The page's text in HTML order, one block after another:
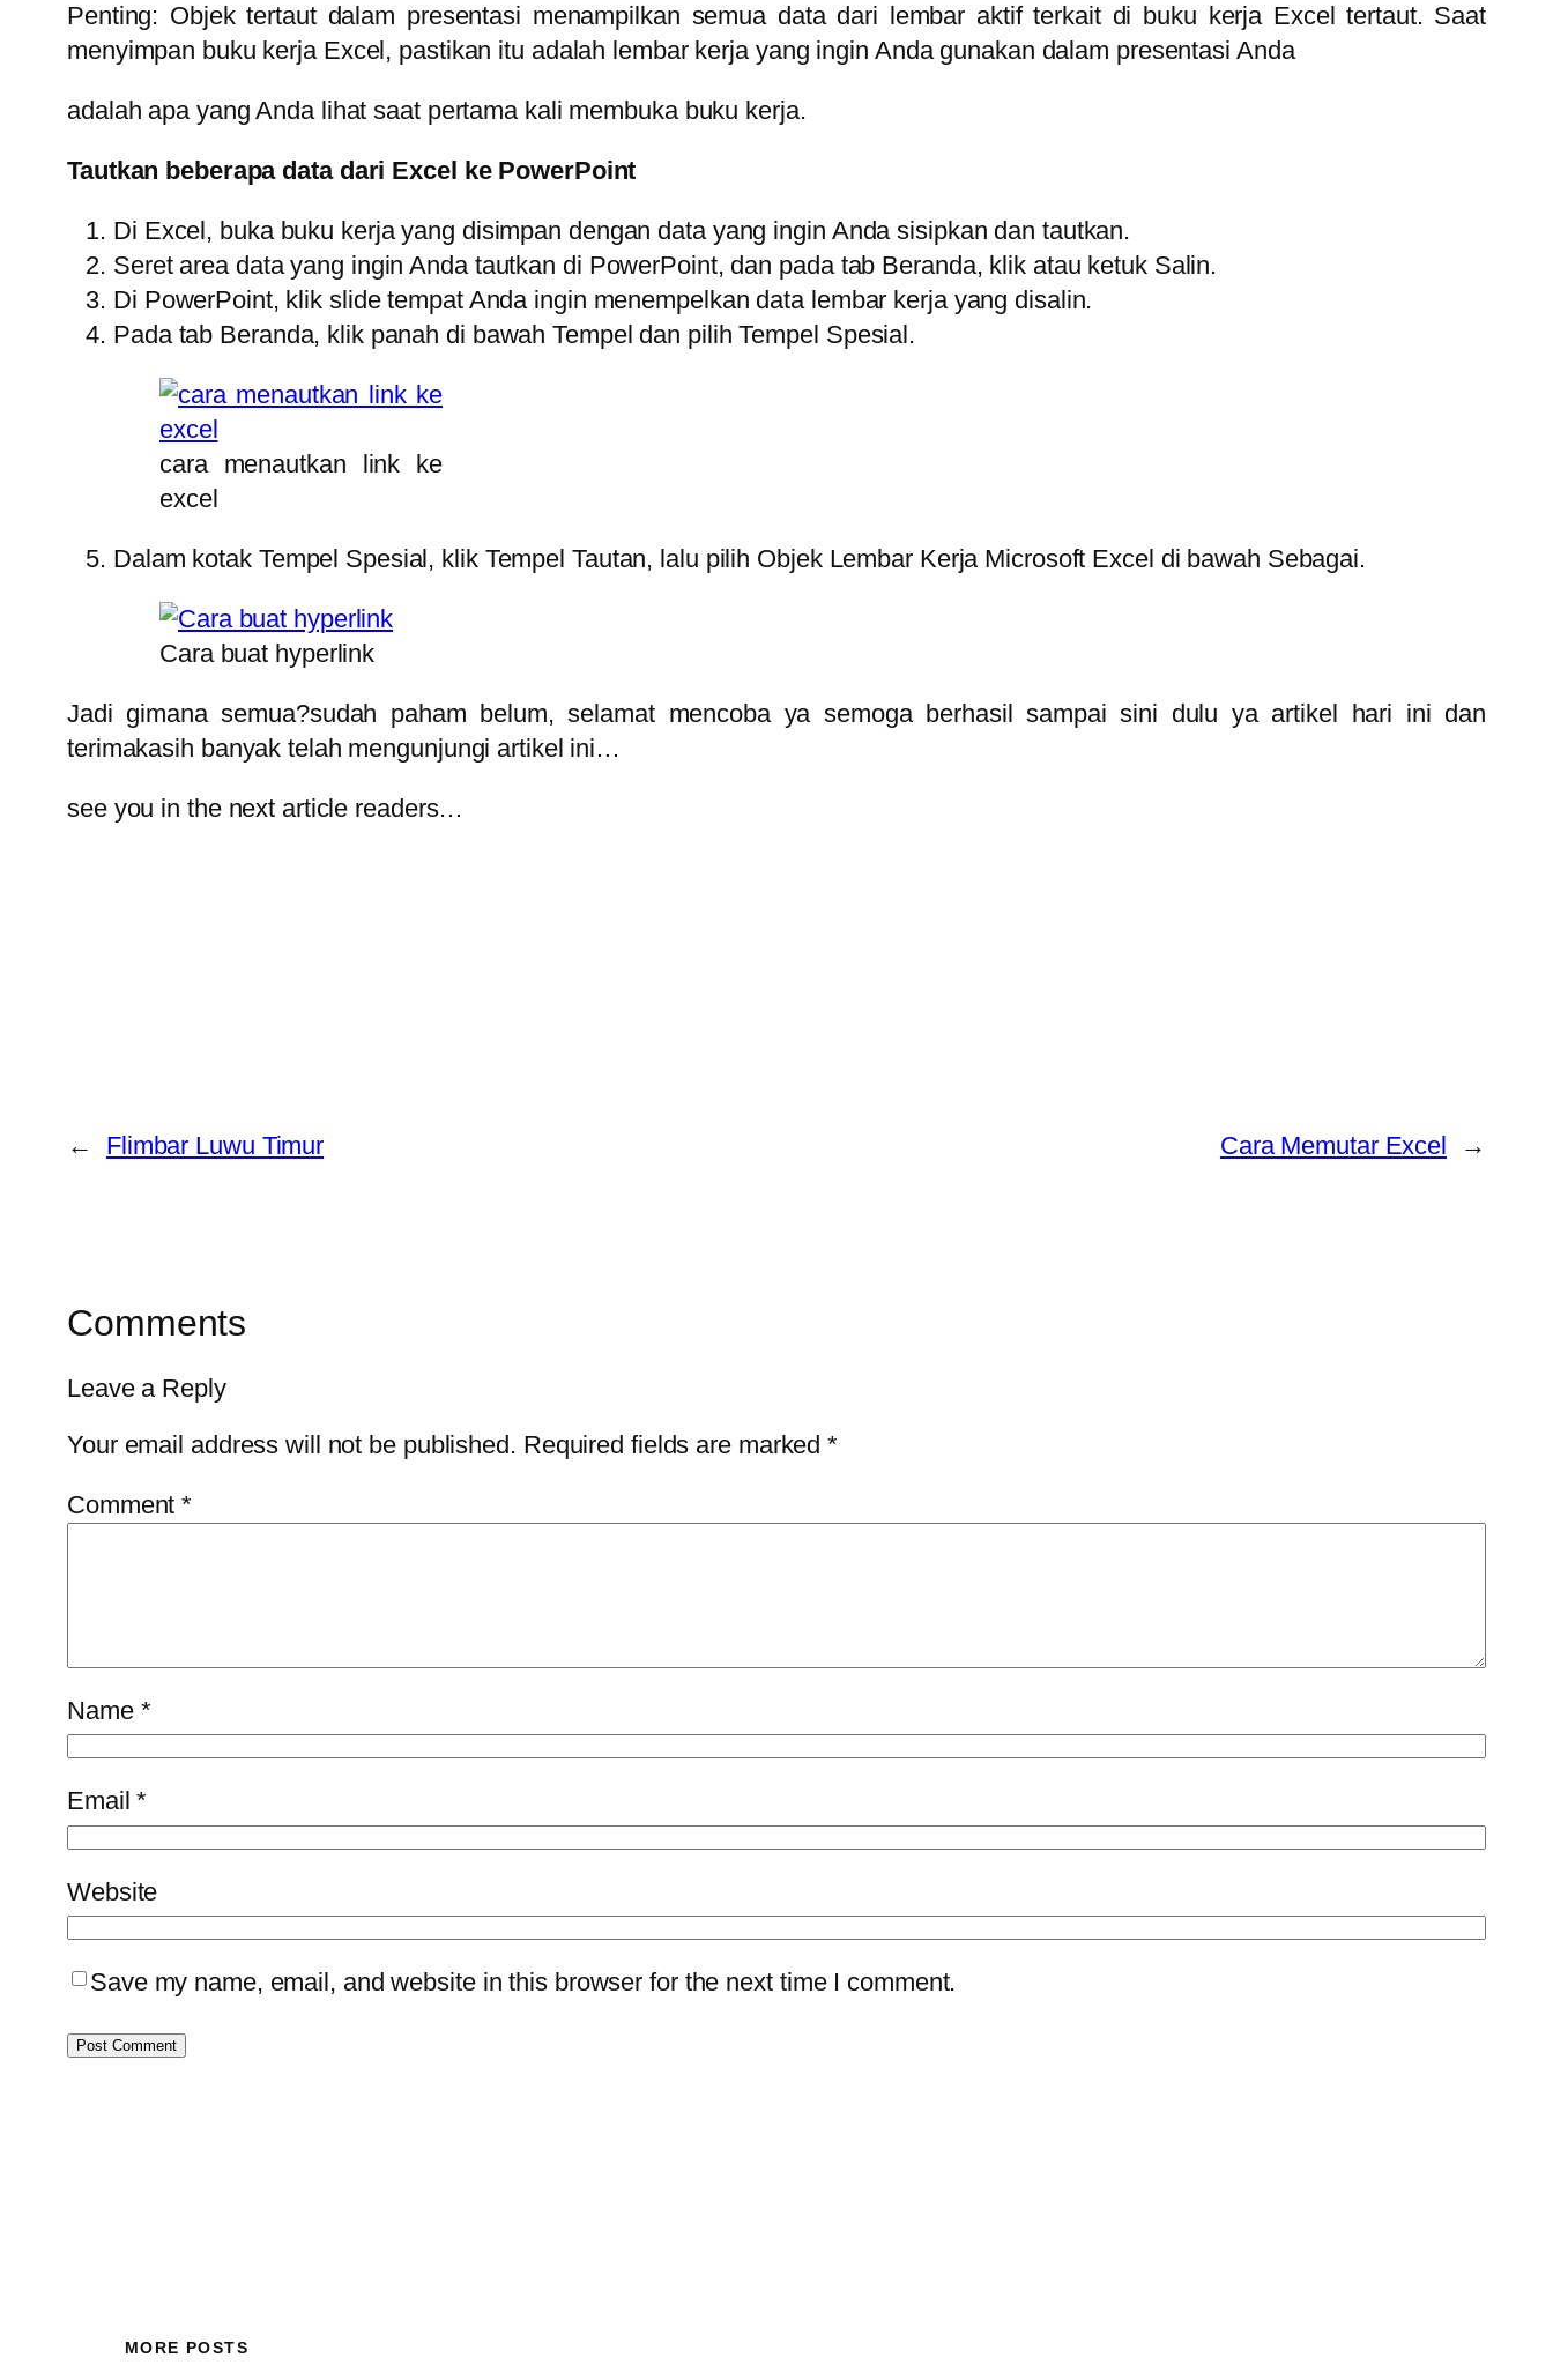
Penting: Objek tertaut dalam presentasi menampilkan semua data dari lembar aktif terkait di buku kerja Excel tertaut. Saat
menyimpan buku kerja Excel, pastikan itu adalah lembar kerja yang ingin Anda gunakan dalam presentasi Anda
adalah apa yang Anda lihat saat pertama kali membuka buku kerja.
Tautkan beberapa data dari Excel ke PowerPoint
Di Excel, buka buku kerja yang disimpan dengan data yang ingin Anda sisipkan dan tautkan.
Seret area data yang ingin Anda tautkan di PowerPoint, dan pada tab Beranda, klik atau ketuk Salin.
Di PowerPoint, klik slide tempat Anda ingin menempelkan data lembar kerja yang disalin.
Pada tab Beranda, klik panah di bawah Tempel dan pilih Tempel Spesial.
cara menautkan link ke
excel
Dalam kotak Tempel Spesial, klik Tempel Tautan, lalu pilih Objek Lembar Kerja Microsoft Excel di bawah Sebagai.
Cara buat hyperlink
Jadi gimana semua?sudah paham belum, selamat mencoba ya semoga berhasil sampai sini dulu ya artikel hari ini dan
terimakasih banyak telah mengunjungi artikel ini…
see you in the next article readers…
← Flimbar Luwu Timur Cara Memutar Excel →
Comments
Leave a Reply
Your email address will not be published. Required fields are marked*
Comment*
Name *
Email*
Website
Save my name, email, and website in this browser for the next time I comment.
MORE POSTS